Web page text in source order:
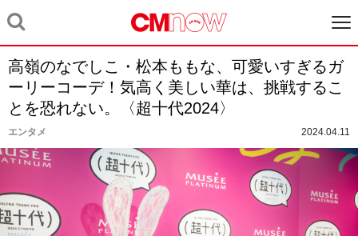
高嶺のなでしこ・松本ももな、可愛いすぎるガ
ーリーコーデ！気高く美しい華は、挑戦するこ
とを恐れない。〈超十代2024〉
エンタメ 2024.04.11